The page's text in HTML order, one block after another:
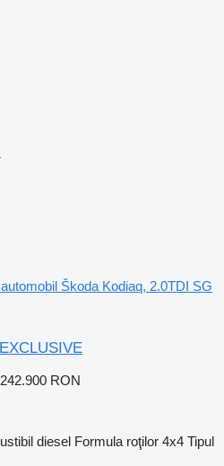
automobil Škoda Kodiaq, 2.0TDI SG
RON
diesel Formula roţilor 4x4 Tipul